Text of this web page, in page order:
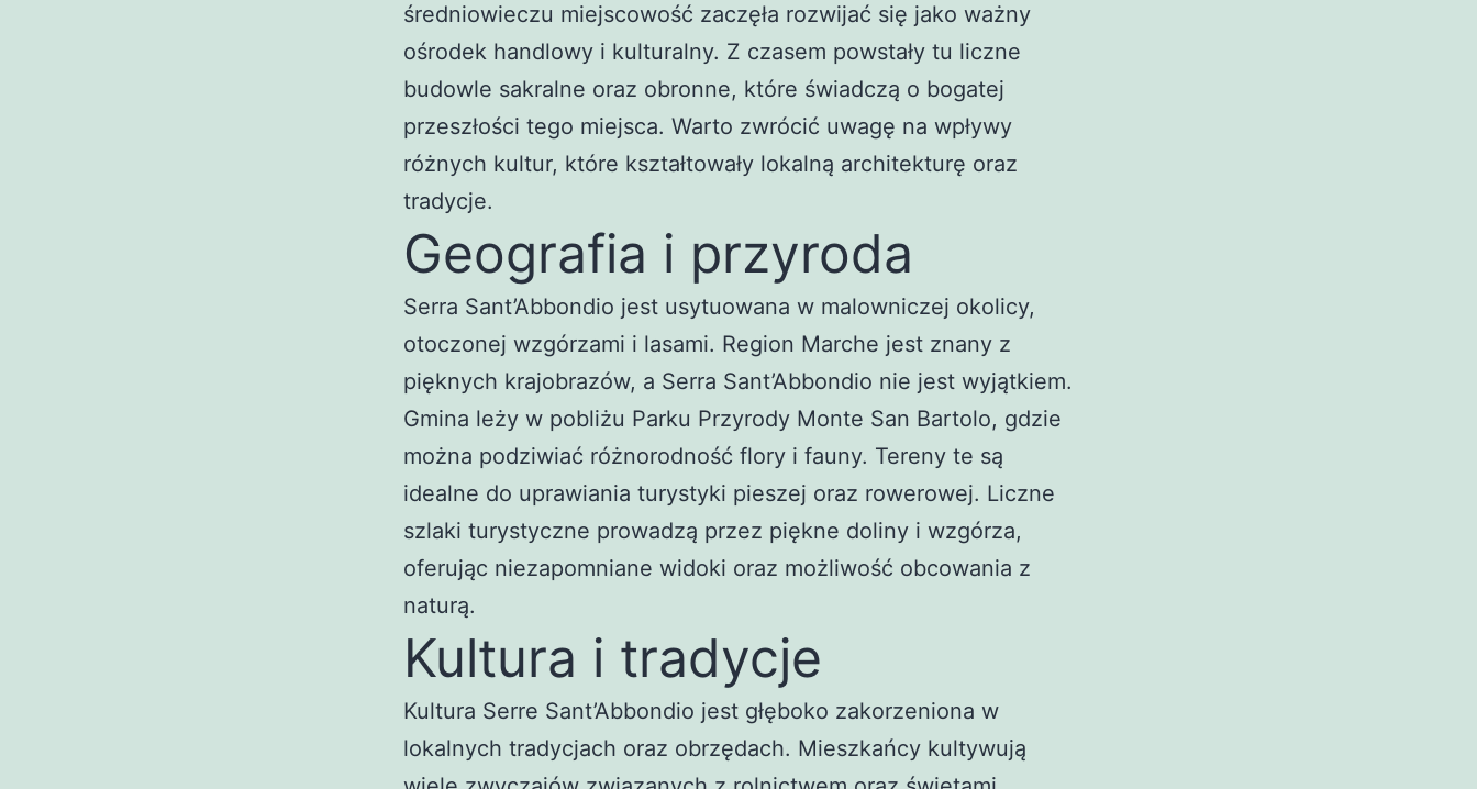
średniowieczu miejscowość zaczęła rozwijać się jako ważny
ośrodek handlowy i kulturalny. Z czasem powstały tu liczne
budowle sakralne oraz obronne, które świadczą o bogatej
przeszłości tego miejsca. Warto zwrócić uwagę na wpływy
różnych kultur, które kształtowały lokalną architekturę oraz
tradycje.
Geografia i przyroda
Serra Sant’Abbondio jest usytuowana w malowniczej okolicy,
otoczonej wzgórzami i lasami. Region Marche jest znany z
pięknych krajobrazów, a Serra Sant’Abbondio nie jest wyjątkiem.
Gmina leży w pobliżu Parku Przyrody Monte San Bartolo, gdzie
można podziwiać różnorodność flory i fauny. Tereny te są
idealne do uprawiania turystyki pieszej oraz rowerowej. Liczne
szlaki turystyczne prowadzą przez piękne doliny i wzgórza,
oferując niezapomniane widoki oraz możliwość obcowania z
naturą.
Kultura i tradycje
Kultura Serre Sant’Abbondio jest głęboko zakorzeniona w
lokalnych tradycjach oraz obrzędach. Mieszkańcy kultywują